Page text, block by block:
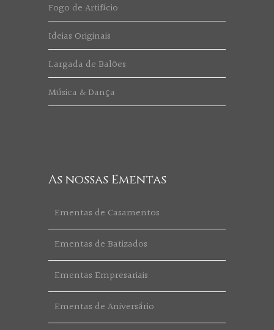
Fogo de Artifício
Ideias Originais
Largada de Balões
Música & Dança
As nossas Ementas
Ementas de Casamentos
Ementas de Batizados
Ementas Empresariais
Ementas de Aniversário